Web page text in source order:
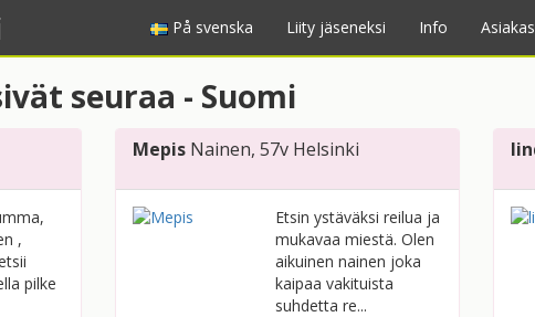
På svenska Liity jäseneksi Info
seuraa - Suomi
,
pilke
Mepis Nainen, 57v Helsinki
Etsin ystäväksi reilua ja
mukavaa miestä. Olen
aikuinen nainen joka
kaipaa vakituista
suhdetta re...